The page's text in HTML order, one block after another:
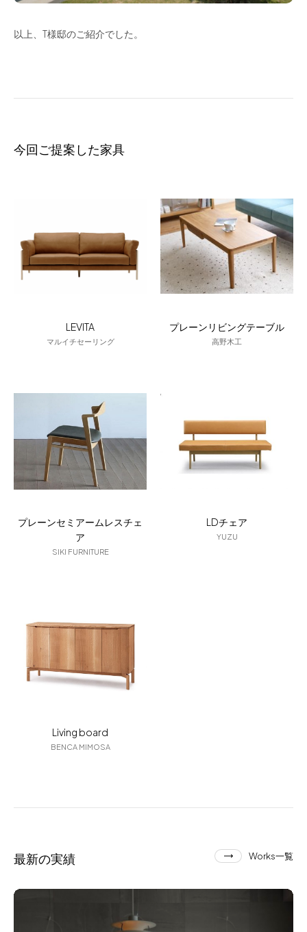
以上、T様邸のご紹介でした。
今回ご提案した家具
LEVITA
マルイチセーリング
プレーンリビングテーブル
高野木工
プレーンセミアームレスチェ
ア
SIKI FURNITURE
LDチェア
YUZU
Living board
BENCA MIMOSA
最新の実績 Works一覧